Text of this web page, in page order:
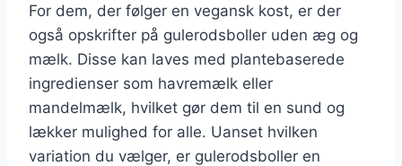
For dem, der følger en vegansk kost, er der
også opskrifter på gulerodsboller uden æg og
mælk. Disse kan laves med plantebaserede
ingredienser som havremælk eller
mandelmælk, hvilket gør dem til en sund og
lækker mulighed for alle. Uanset hvilken
variation du vælger, er gulerodsboller en